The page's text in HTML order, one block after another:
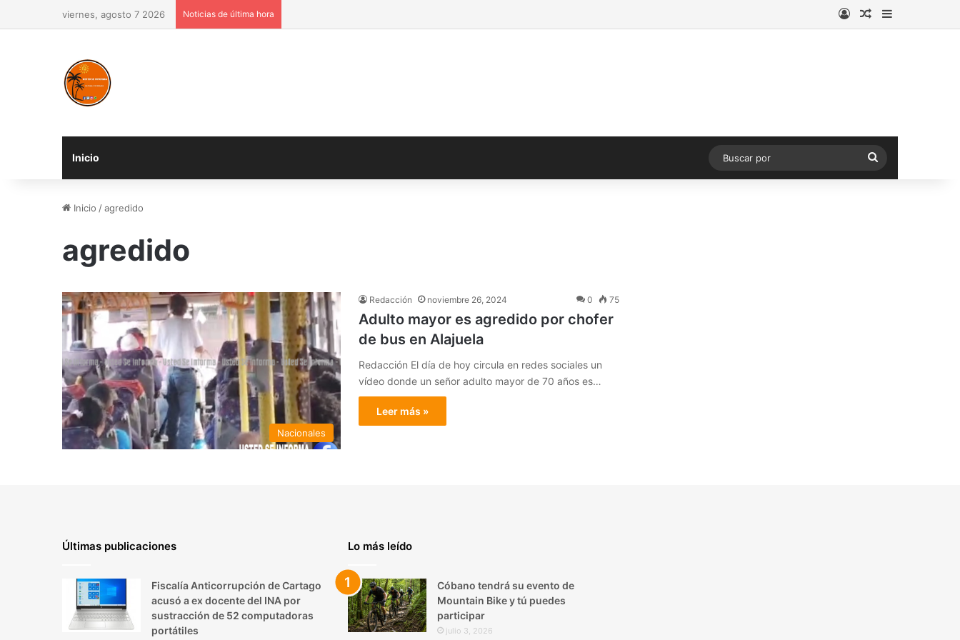
viernes, agosto 7 2026 Noticias de última hora AccesoPublicación al
Barra lateral
Inicio
Buscar
por
Inicio /agredido
agredido
Nacionales
Redacción noviembre 26, 2024 0 75
Adulto mayor es agredido por chofer
de bus en Alajuela
Redacción El día de hoy circula en redes sociales un
vídeo donde un señor adulto mayor de 70 años es…
Leer más »
Últimas publicaciones
Fiscalía Anticorrupción de Cartago
acusó a ex docente del INA por
sustracción de 52 computadoras
portátiles
Lo más leído
Cóbano tendrá su evento de
Mountain Bike y tú puedes
participar
julio 3, 2026